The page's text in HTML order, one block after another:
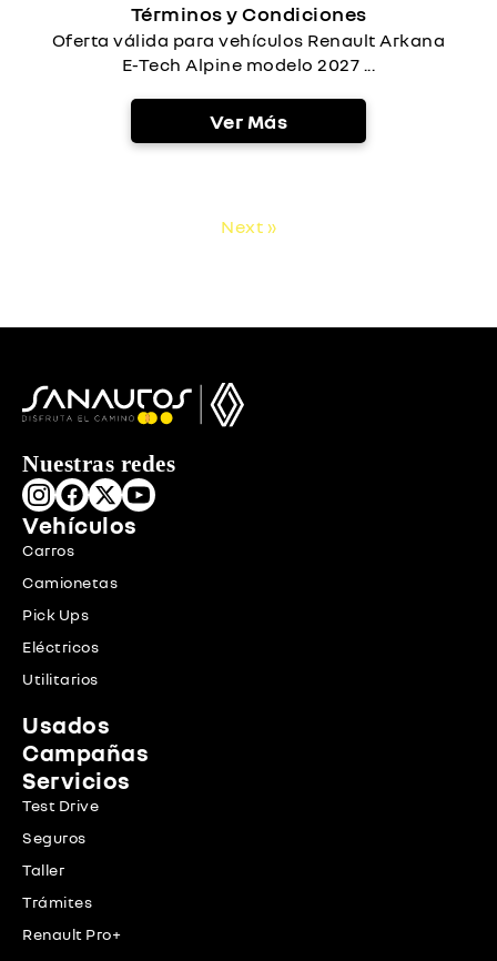
Términos y Condiciones
Oferta válida para vehículos Renault Arkana
E-Tech Alpine modelo 2027 ...
Ver Más
Next »
Nuestras redes
Vehículos
Carros
Camionetas
Pick Ups
Eléctricos
Utilitarios
Usados
Campañas
Servicios
Test Drive
Seguros
Taller
Trámites
Renault Pro+